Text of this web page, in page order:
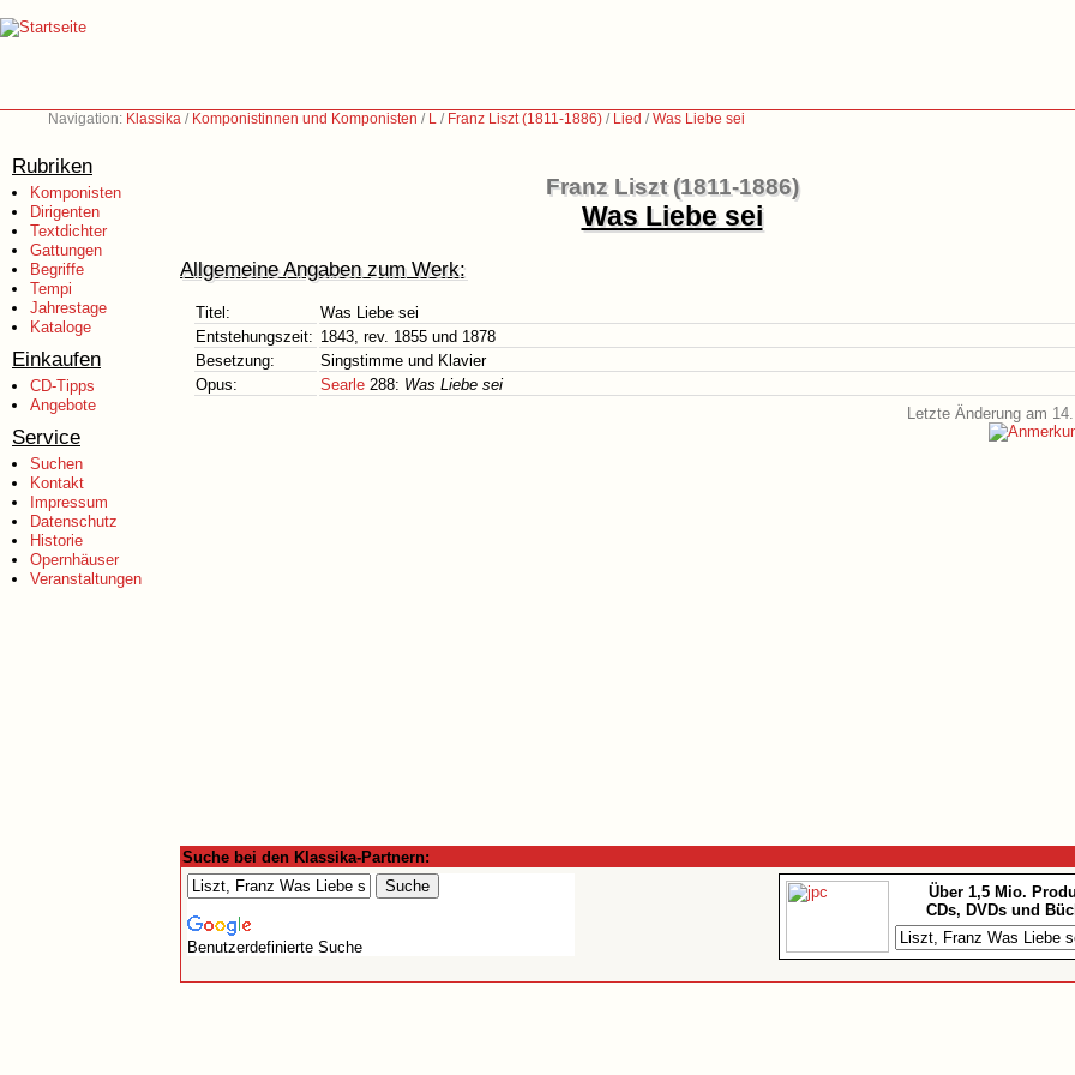
Navigation: Klassika / Komponistinnen und Komponisten / L / Franz Liszt (1811-1886) / Lied /Was Liebe sei
Rubriken
Komponisten
Dirigenten
Textdichter
Gattungen
Begriffe
Tempi
Jahrestage
Kataloge
Einkaufen
CD-Tipps
Angebote
Service
Suchen
Kontakt
Impressum
Datenschutz
Historie
Opernhäuser
Veranstaltungen
Franz Liszt (1811-1886)
Was Liebe sei
Allgemeine Angaben zum Werk:
Titel:
Was Liebe sei
Entstehungszeit: 1843, rev. 1855 und 1878
Besetzung:
Singstimme und Klavier
Opus:
Searle 288: Was Liebe sei
Letzte Änderung am
Suche bei den Klassika-Partnern:
Benutzerdefinierte Suche
Über 1,5 Mio.
CDs, DVDs und